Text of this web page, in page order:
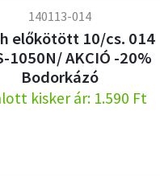
140113-014
előkötött 10/cs. 014
1050N/ AKCIÓ -20%
Bodorkázó
kisker ár: 1.590 Ft